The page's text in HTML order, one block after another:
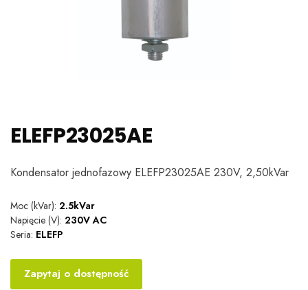
ELEFP23025AE
Kondensator jednofazowy ELEFP23025AE 230V, 2,50kVar
Moc (kVar): 2.5kVar
Napięcie (V): 230V AC
Seria: ELEFP
Zapytaj o dostępność